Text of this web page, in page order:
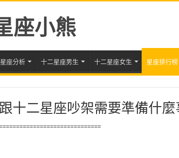
座分析 十二星座男生 十二星座女生 星座排行榜
跟十二星座吵架需要準備什麼